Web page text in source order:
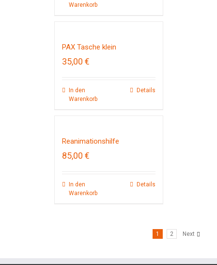
Warenkorb
PAX Tasche klein
35,00 €
In den
Warenkorb
Details
Reanimationshilfe
85,00 €
In den
Warenkorb
Details
1 2 Next